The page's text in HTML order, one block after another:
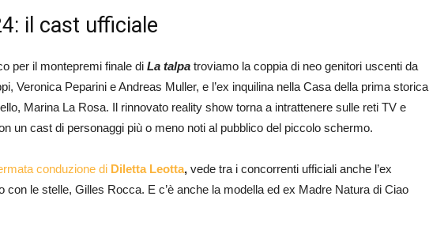
il cast ufficiale
per il montepremi finale di La talpa troviamo la coppia di neo genitori uscenti da
Veronica Peparini e Andreas Muller, e l’ex inquilina nella Casa della prima storica
Marina La Rosa. Il rinnovato reality show torna a intrattenere sulle reti TV e
un cast di personaggi più o meno noti al pubblico del piccolo schermo.
conduzione di Diletta Leotta, vede tra i concorrenti ufficiali anche l’ex
con le stelle, Gilles Rocca. E c’è anche la modella ed ex Madre Natura di Ciao